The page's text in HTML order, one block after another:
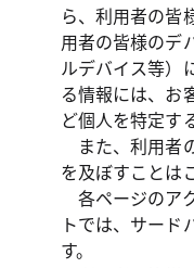
ら、利用者の皆
用者の皆様のデ
ルデバイス等）
る情報には、お
ど個人を特定す
また、利用者
を及ぼすことは
各ページのア
トでは、サード
す。